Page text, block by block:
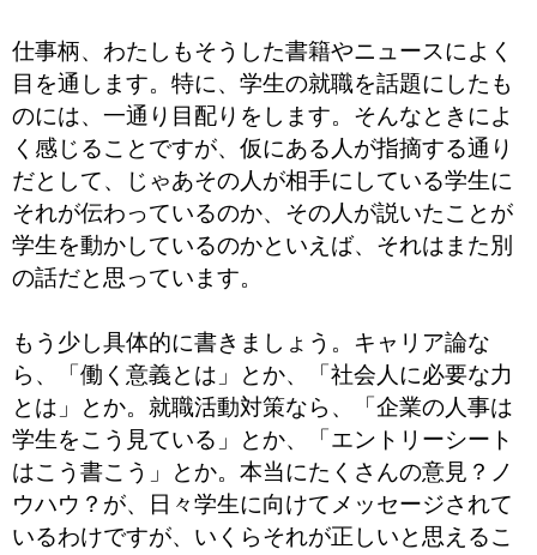
仕事柄、わたしもそうした書籍やニュースによく
目を通します。特に、学生の就職を話題にしたも
のには、一通り目配りをします。そんなときによ
く感じることですが、仮にある人が指摘する通り
だとして、じゃあその人が相手にしている学生に
それが伝わっているのか、その人が説いたことが
学生を動かしているのかといえば、それはまた別
の話だと思っています。
もう少し具体的に書きましょう。キャリア論な
ら、「働く意義とは」とか、「社会人に必要な力
とは」とか。就職活動対策なら、「企業の人事は
学生をこう見ている」とか、「エントリーシート
はこう書こう」とか。本当にたくさんの意見？ノ
ウハウ？が、日々学生に向けてメッセージされて
いるわけですが、いくらそれが正しいと思えるこ